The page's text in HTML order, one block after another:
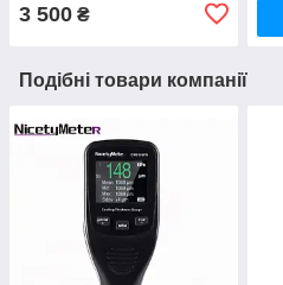
3 500 ₴
Подібні товари компанії